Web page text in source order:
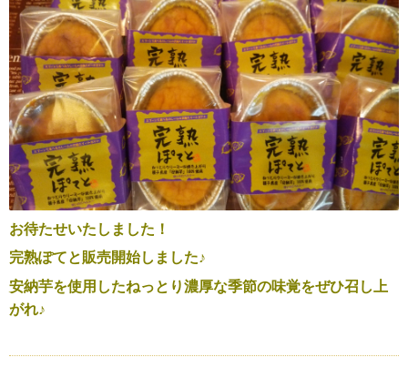
お待たせいたしました！
完熟ぽてと販売開始しました♪
安納芋を使用したねっとり濃厚な季節の味覚をぜひ召し上
がれ♪